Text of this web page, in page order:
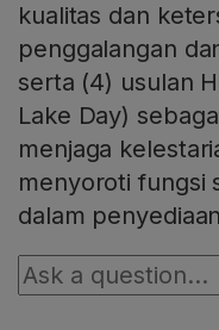
kualitas dan
penggalangan
serta (4) usulan
Lake Day)
menjaga
menyoroti fungsi
dalam